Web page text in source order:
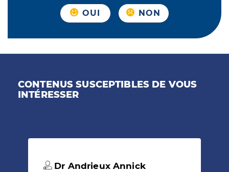
OUI NON
CONTENUS SUSCEPTIBLES DE VOUS
INTÉRESSER
Dr Andrieux Annick